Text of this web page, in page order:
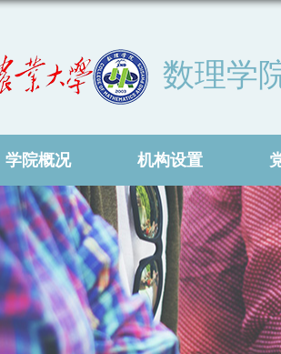
数理学
学院概况 机构设置